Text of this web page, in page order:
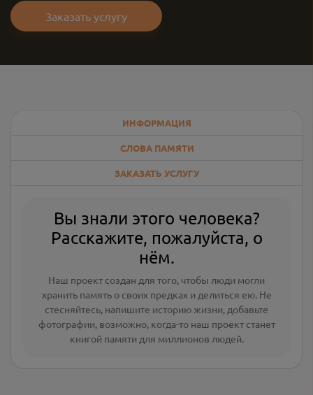
Заказать услугу
ИНФОРМАЦИЯ
СЛОВА ПАМЯТИ
ЗАКАЗАТЬ УСЛУГУ
Вы знали этого человека?
Расскажите, пожалуйста, о
нём.
Наш проект создан для того, чтобы люди могли
хранить память о своих предках и делиться ею. Не
стесняйтесь, напишите историю жизни, добавьте
фотографии, возможно, когда-то наш проект станет
книгой памяти для миллионов людей.